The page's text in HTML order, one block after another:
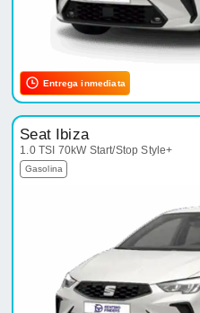
Entrega inmediata
Seat Ibiza
1.0 TSI 70kW Start/Stop Style+
Gasolina